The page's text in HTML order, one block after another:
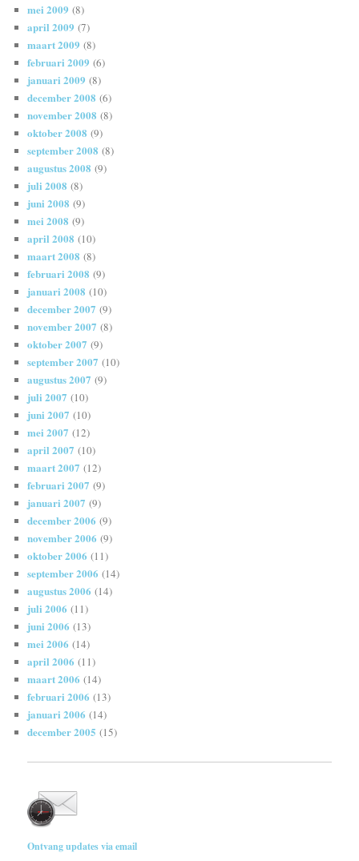
mei 2009 (8)
april 2009 (7)
maart 2009 (8)
februari 2009 (6)
januari 2009 (8)
december 2008 (6)
november 2008 (8)
oktober 2008 (9)
september 2008 (8)
augustus 2008 (9)
juli 2008 (8)
juni 2008 (9)
mei 2008 (9)
april 2008 (10)
maart 2008 (8)
februari 2008 (9)
januari 2008 (10)
december 2007 (9)
november 2007 (8)
oktober 2007 (9)
september 2007 (10)
augustus 2007 (9)
juli 2007 (10)
juni 2007 (10)
mei 2007 (12)
april 2007 (10)
maart 2007 (12)
februari 2007 (9)
januari 2007 (9)
december 2006 (9)
november 2006 (9)
oktober 2006 (11)
september 2006 (14)
augustus 2006 (14)
juli 2006 (11)
juni 2006 (13)
mei 2006 (14)
april 2006 (11)
maart 2006 (14)
februari 2006 (13)
januari 2006 (14)
december 2005 (15)
Ontvang updates via email